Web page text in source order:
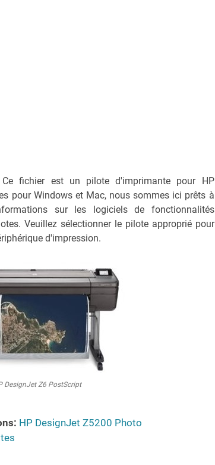
fichier est un pilote d'imprimante pour HP
pour Windows et Mac, nous sommes ici prêts à
sur les logiciels de fonctionnalités
Veuillez sélectionner le pilote approprié pour
d'impression.
DesignJet Z6 PostScript
HP DesignJet Z5200 Photo